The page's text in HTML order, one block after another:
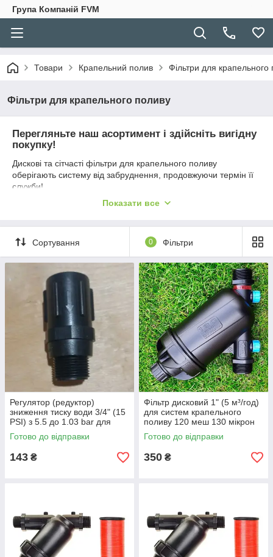
Група Компаній FVM
Товари Крапельний полив Фільтри для крапельного
Фільтри для крапельного поливу
Перегляньте наш асортимент і здійсніть вигідну
покупку!
Дискові та сітчасті фільтри для крапельного поливу
оберігають систему від забруднення, продовжуючи термін її
служби!
Продаються за доступною ціною як оптом, так і в роздріб.
Показати все
Сортування 0 Фільтри
Регулятор (редуктор)
зниження тиску води 3/4" (15
PSI) з 5.5 до 1.03 bar для
систем крапельного поливу
Готово до відправки
143 ₴
Фільтр дисковий 1" (5 м³/год)
для систем крапельного
поливу 120 меш 130 мікрон
(OxiDrip)
Готово до відправки
350 ₴